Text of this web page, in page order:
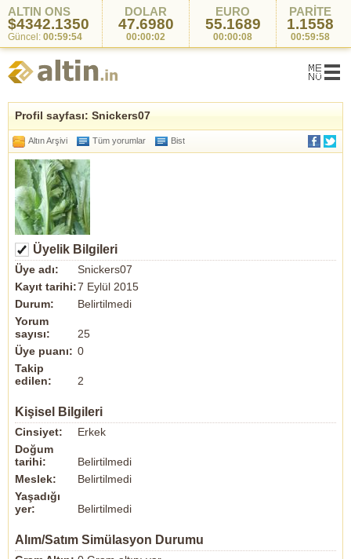
ALTIN ONS
$4342.1350
Güncel: 00:59:54
DOLAR
47.6980
00:00:02
EURO
55.1689
00:00:08
PARİTE
1.1558
00:59:58
Profil sayfası: Snickers07
Altın Arşivi Tüm yorumlar Bist
Üyelik Bilgileri
Üye adı:
Snickers07
Kayıt tarihi:7 Eylül 2015
Durum:
Belirtilmedi
Yorum
sayısı:
25
Üye puanı: 0
Takip
edilen:
2
Kişisel Bilgileri
Cinsiyet:
Erkek
Doğum
tarihi:
Belirtilmedi
Meslek:
Belirtilmedi
Yaşadığı
yer:
Belirtilmedi
Alım/Satım Simülasyon Durumu